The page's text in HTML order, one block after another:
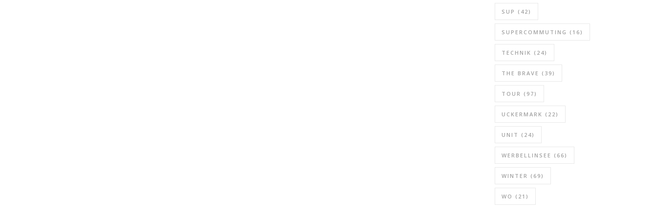
SUP (42)
SUPERCOMMUTING (16)
TECHNIK (24)
THE BRAVE (39)
TOUR (97)
UCKERMARK (22)
UNIT (24)
WERBELLINSEE (66)
WINTER (69)
WO (21)